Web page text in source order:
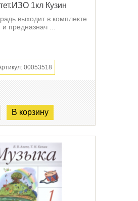
1кл Кузин
выходит в комплекте
предназнач ...
00053518
В корзину